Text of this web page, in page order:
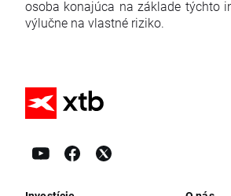
osoba konajúca na základe týchto
výlučne na vlastné riziko.